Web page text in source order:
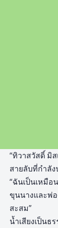
“ทิวาสวัสดิ์ มิ
สายลับที่กำลั
“ฉันเป็นเหมื
ขุนนางและพ่
สะสม”
น้ำเสียงเป็นธ